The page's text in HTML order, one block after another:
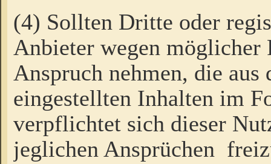
(4) Sollten Dritte oder
Anbieter wegen möglicher
Anspruch nehmen, die
eingestellten Inhalten im
verpflichtet sich dieser
jeglichen Ansprüchen